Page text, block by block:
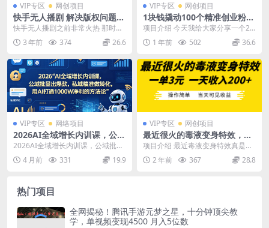
VIP专区 网创项目
快手无人播剧 解决版权问题教
程 配合小铃铛又可以1天1000
了
快手无人播剧之前非常火热 那时候
同行也多 也比较卷 自从上次打击之
后 很多短文爽...
3 年前 374 26.6
VIP专区 网创项目
1块钱撬动100个精准创业粉，
单人单日引流500+创业粉，日
变现2000+
项目介绍 今天我给大家分享一个20
25年我们工作室最新测试出来的引
流创业粉的方法...
1 年前 502 36.6
VIP专区 网络项目
2026AI全域增长内训课，公域
批量出爆款，私域精准做转
化，用AI打通1000W净利的方
法论
2026AI全域增长内训课，公域批量
出爆款，私域精准做转化，用AI打
通1000W...
4 月前 331 19.9
VIP专区 网创项目
最近很火的毒液变身特效，一
单3元一天收入200+，操作简
单当天可见收益
项目介绍 最近毒液变身特效真是火
遍全网！大家刷短视频的时候，肯
定经常能刷到这类视...
2 年前 367 28.8
热门项目
全网揭秘！腾讯手游元梦之星，十分钟顶尖教
学，单视频变现4500 月入5位数